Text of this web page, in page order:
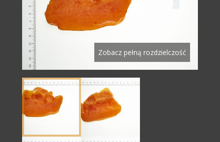
Zobacz pełną rozdzielczość